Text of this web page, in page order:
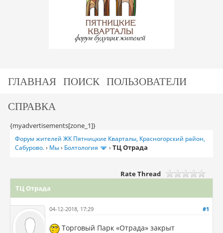
ГЛАВНАЯ ПОИСК ПОЛЬЗОВАТЕЛИ
СПРАВКА
{myadvertisements[zone_1]}
Форум жителей ЖК Пятницкие Кварталы, Красногорский район,
Сабурово.› Мы› Болтология › ТЦ Отрада
Rate Thread
ТЦ Отрада
#1
04-12-2018, 17:29
Торговый Парк «Отрада» закрыт